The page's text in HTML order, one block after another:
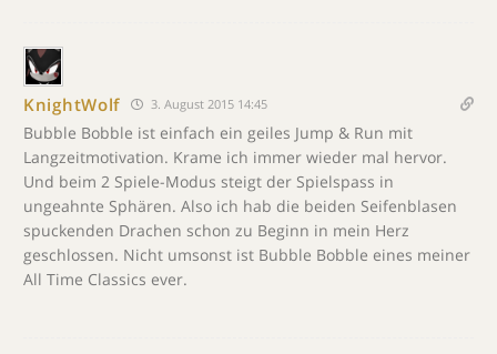
KnightWolf 3. August 2015 14:45
Bubble Bobble ist einfach ein geiles Jump & Run mit
Langzeitmotivation. Krame ich immer wieder mal hervor.
Und beim 2 Spiele-Modus steigt der Spielspass in
ungeahnte Sphären. Also ich hab die beiden Seifenblasen
spuckenden Drachen schon zu Beginn in mein Herz
geschlossen. Nicht umsonst ist Bubble Bobble eines meiner
All Time Classics ever.